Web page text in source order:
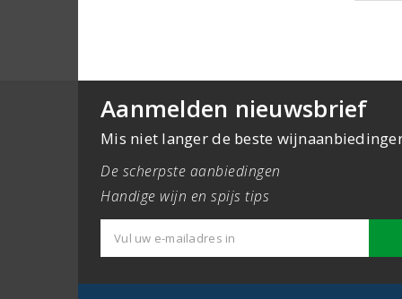
Aanmelden nieuwsbrief
Mis niet langer de beste
De scherpste aanbiedingen
Handige wijn en spijs tips